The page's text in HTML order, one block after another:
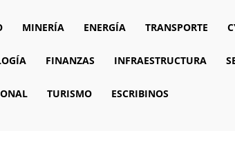
MINERÍA ENERGÍA TRANSPORTE
FINANZAS INFRAESTRUCTURA
TURISMO ESCRIBINOS